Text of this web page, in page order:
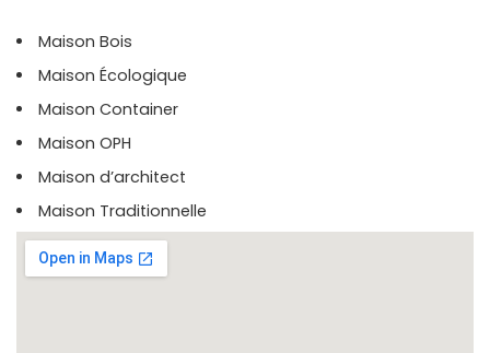
Maison Bois
Maison Écologique
Maison Container
Maison OPH
Maison d’architect
Maison Traditionnelle